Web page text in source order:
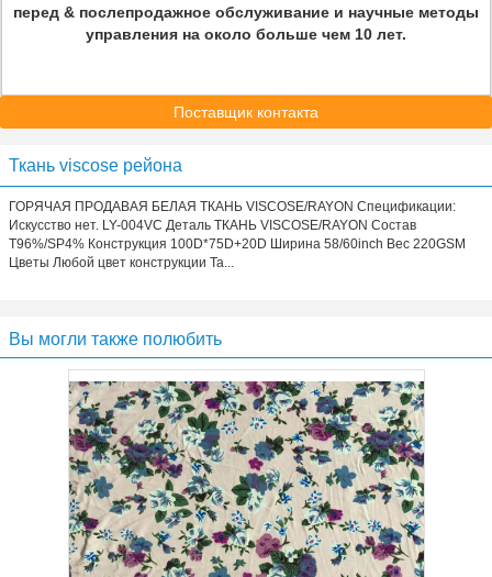
перед & послепродажное обслуживание и научные методы
управления на около больше чем 10 лет.
Поставщик контакта
Ткань viscose рейона
ГОРЯЧАЯ ПРОДАВАЯ БЕЛАЯ ТКАНЬ VISCOSE/RAYON Спецификации:
Искусство нет. LY-004VC Деталь ТКАНЬ VISCOSE/RAYON Состав
T96%/SP4% Конструкция 100D*75D+20D Ширина 58/60inch Вес 220GSM
Цветы Любой цвет конструкции Та...
Вы могли также полюбить